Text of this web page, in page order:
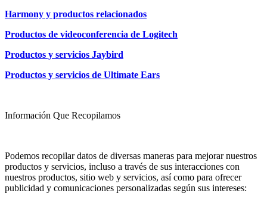
Harmony y productos relacionados
Productos de videoconferencia de Logitech
Productos y servicios Jaybird
Productos y servicios de Ultimate Ears
Información Que Recopilamos
Podemos recopilar datos de diversas maneras para mejorar nuestros
productos y servicios, incluso a través de sus interacciones con
nuestros productos, sitio web y servicios, así como para ofrecer
publicidad y comunicaciones personalizadas según sus intereses: